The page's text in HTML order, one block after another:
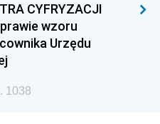
CYFRYZACJI
wzoru
Urzędu
1038